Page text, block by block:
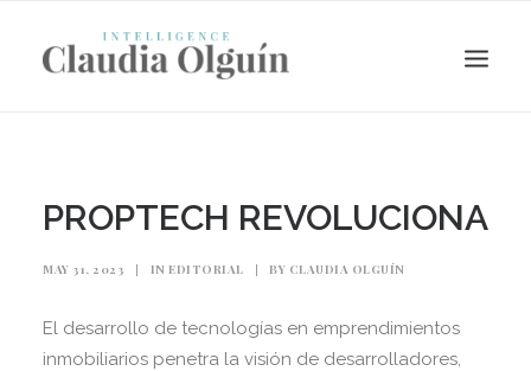
PROPTECH REVOLUCIONA
MAY 31, 2023 | IN EDITORIAL | BY CLAUDIA OLGUÍN
El desarrollo de tecnologías en emprendimientos
inmobiliarios penetra la visión de desarrolladores,